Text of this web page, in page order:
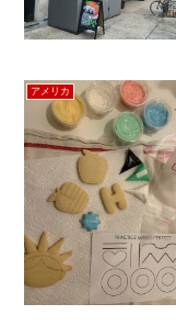
アメリカ